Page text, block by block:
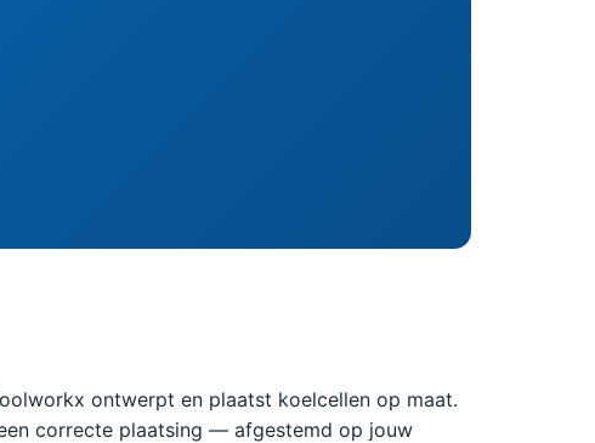
ontwerpt en plaatst koelcellen op maat.
correcte plaatsing — afgestemd op jouw